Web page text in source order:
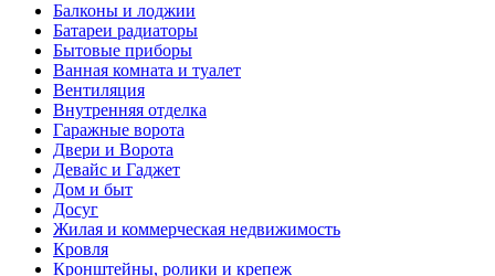
Балконы и лоджии
Батареи радиаторы‎
Бытовые приборы
Ванная комната и туалет
Вентиляция
Внутренняя отделка
Гаражные ворота
Двери и Ворота
Девайс и Гаджет
Дом и быт
Досуг
Жилая и коммерческая недвижимость
Кровля
Кронштейны, ролики и крепеж